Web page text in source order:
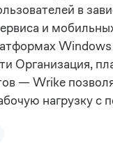
в
и
Организация,
— Wrike
нагрузку